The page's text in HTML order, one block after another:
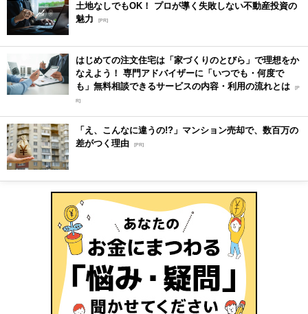
土地なしでもOK！ プロが導く失敗しない不動産投資の
魅力
[PR]
はじめての注文住宅は「家づくりのとびら」で理想をか
なえよう！ 専門アドバイザーに「いつでも・何度で
も」無料相談できるサービスの内容・利用の流れとは [P
R]
「え、こんなに違うの!?」マンション売却で、数百万の
差がつく理由 [PR]